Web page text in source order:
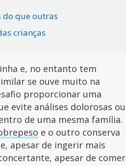
do que outras
crianças
e, no entanto tem
se ouve muito na
proporcionar uma
evite análises dolorosas ou
de uma mesma família.
e o outro conserva
apesar de ingerir mais
apesar de comer